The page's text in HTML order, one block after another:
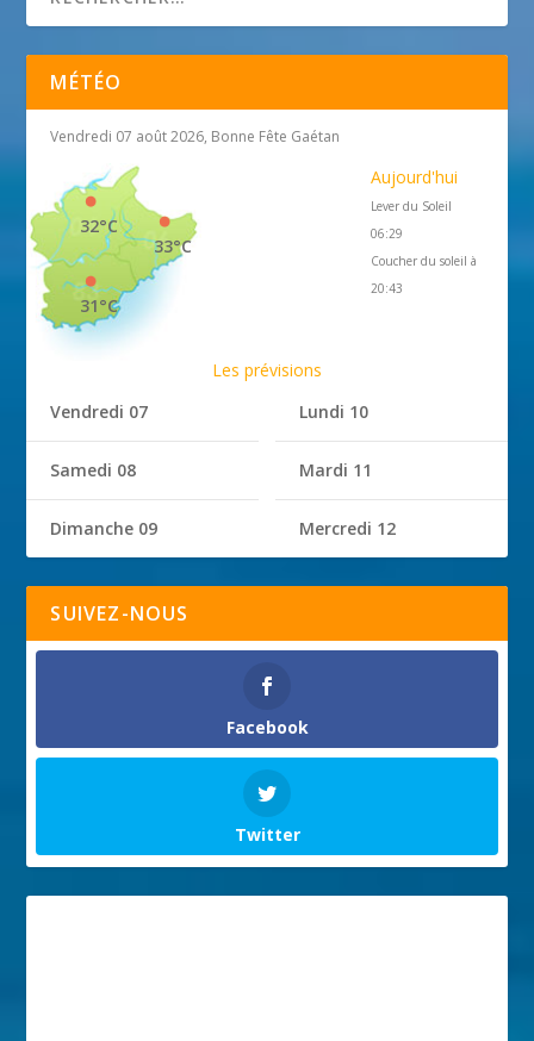
MÉTÉO
Vendredi 07 août 2026, Bonne Fête Gaétan
33°C
32°C
31°C
Aujourd'hui
Lever du Soleil
06:29
Coucher du soleil à
20:43
Les prévisions
Vendredi 07
Samedi 08
Dimanche 09
Lundi 10
Mardi 11
Mercredi 12
SUIVEZ-NOUS
Facebook
Twitter